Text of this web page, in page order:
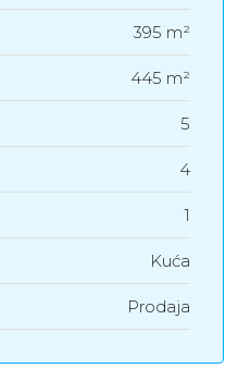
395 m²
445 m²
5
4
1
Kuća
Prodaja